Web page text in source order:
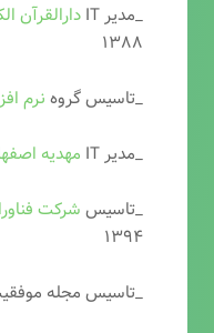
_مدیر IT
دارالقرآن
۱۳۸۸
_تاسیس گروهنرم
_مدیر IT
مهدیه
_تاسیس شرکت
۱۳۹۴
_تاسیس مجله